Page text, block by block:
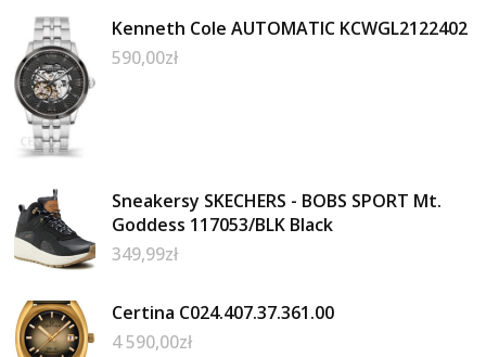
Kenneth Cole AUTOMATIC KCWGL2122402
590,00zł
Sneakersy SKECHERS - BOBS SPORT Mt.
Goddess 117053/BLK Black
349,99zł
Certina C024.407.37.361.00
4 590,00zł